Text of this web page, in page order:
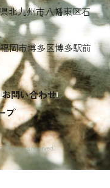
北九州市八幡東区石
岡市博多区博多駅前
お問い合わせ
プ
. All rights reserved.